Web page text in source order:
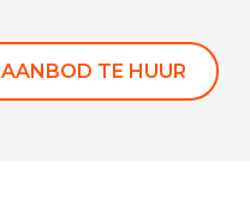
AANBOD TE HUUR